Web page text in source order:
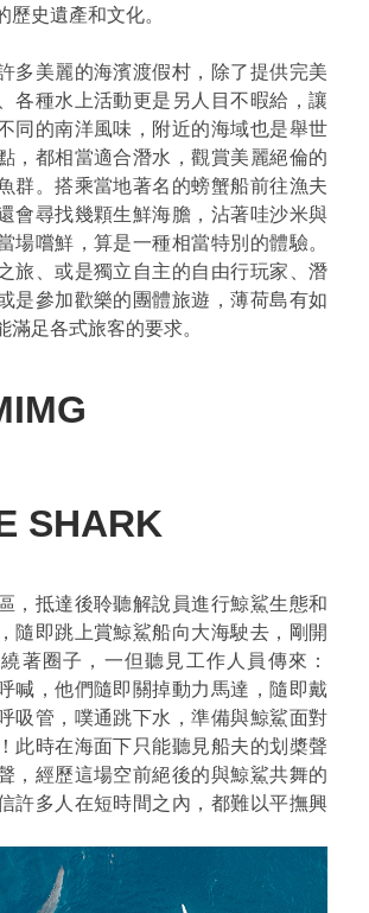
歷史遺產和文化。
多美麗的海濱渡假村，除了提供完美
各種水上活動更是另人目不暇給，讓
同的南洋風味，附近的海域也是舉世
，都相當適合潛水，觀賞美麗絕倫的
群。搭乘當地著名的螃蟹船前往漁夫
會尋找幾顆生鮮海膽，沾著哇沙米與
場嚐鮮，算是一種相當特別的體驗。
旅、或是獨立自主的自由行玩家、潛
是參加歡樂的團體旅遊，薄荷島有如
滿足各式旅客的要求。
SHARK
，抵達後聆聽解說員進行鯨鯊生態和
隨即跳上賞鯨鯊船向大海駛去，剛開
著圈子，一但聽見工作人員傳來：
喊，他們隨即關掉動力馬達，隨即戴
吸管，噗通跳下水，準備與鯨鯊面對
此時在海面下只能聽見船夫的划槳聲
，經歷這場空前絕後的與鯨鯊共舞的
許多人在短時間之內，都難以平撫興